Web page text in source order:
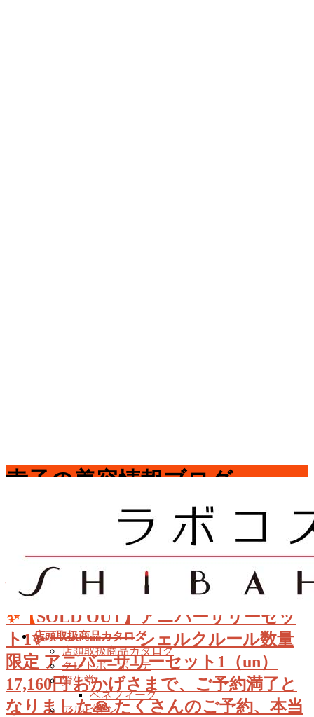
コ
ナ
店頭取扱商品カタログ
店頭取扱商品カタログ
クレドポーボーテ
資生堂
ベネフィーク
アルビオン
幸子の美容情報ブログ
幸子の美容情報ブログ
2026-08-08 / 最終更新日時 : 2026-08-08 柴原 章弘
幸子の美容
情報ブログ
✨【SOLD OUT】アニバーサリーセッ
ト1✨ ━━━━━ シェルクルール数量
限定 アニバーサリーセット1（un）
17,160円 おかげさまで、ご予約満了と
なりました🙏 たくさんのご予約、本当